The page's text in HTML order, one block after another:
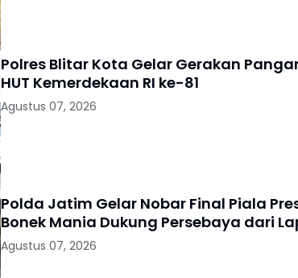
Polres Blitar Kota Gelar Gerakan
HUT Kemerdekaan RI ke-81
Agustus 07, 2026
Polda Jatim Gelar Nobar Final Piala
Bonek Mania Dukung Persebaya dari
Agustus 07, 2026